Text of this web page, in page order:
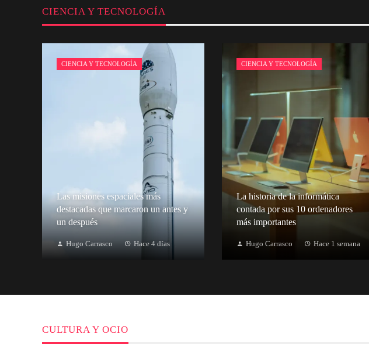
CIENCIA Y TECNOLOGÍA
CIENCIA Y TECNOLOGÍA
Las misiones espaciales más
destacadas que marcaron un antes y
un después
Hugo Carrasco Hace 4 días
CIENCIA Y TECNOLOGÍA
La historia de la informática
contada por sus 10 ordenadores
más importantes
Hugo Carrasco Hace 1 semana
CULTURA Y OCIO